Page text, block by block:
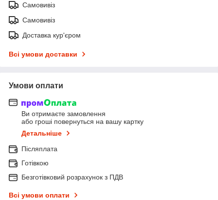
Самовивіз
Самовивіз
Доставка кур'єром
Всі умови доставки
Умови оплати
Ви отримаєте замовлення
або гроші повернуться на вашу картку
Детальніше
Післяплата
Готівкою
Безготівковий розрахунок з ПДВ
Всі умови оплати